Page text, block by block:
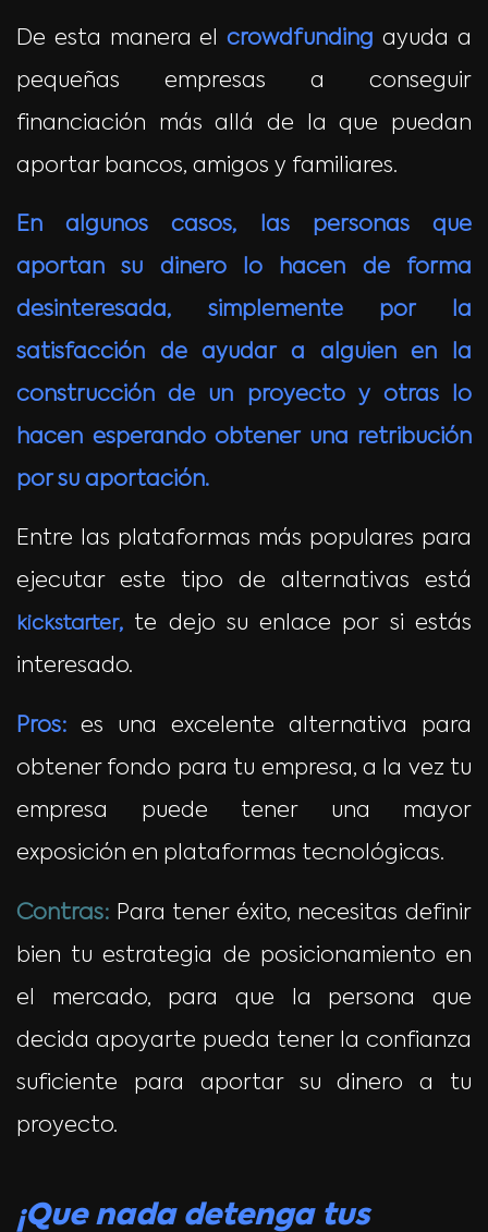
De esta manera elcrowdfunding ayuda a
pequeñas empresas a conseguir
financiación más allá de la que puedan
aportar bancos, amigos y familiares.
En algunos casos, las personas que
aportan su dinero lo hacen de forma
desinteresada, simplemente por la
satisfacción de ayudar a alguien en la
construcción de un proyecto y otras lo
hacen esperando obtener una retribución
por su aportación.
Entre las plataformas más populares para
ejecutar este tipo de alternativas está
kickstarter, te dejo su enlace por si estás
interesado.
Pros:
es una excelente alternativa para
obtener fondo para tu empresa, a la vez tu
empresa puede tener una mayor
exposición en plataformas tecnológicas.
Contras: Para tener éxito, necesitas definir
bien tu estrategia de posicionamiento en
el mercado, para que la persona que
decida apoyarte pueda tener la confianza
suficiente para aportar su dinero a tu
proyecto.
¡Que nada detenga tus